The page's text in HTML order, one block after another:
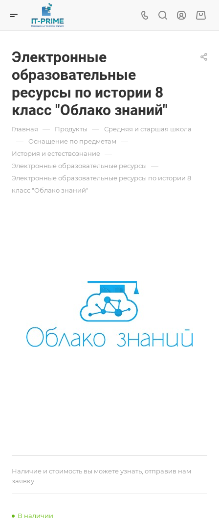
Электронные
образовательные
ресурсы по истории 8
класс "Облако знаний"
Главная — Продукты — Средняя и старшая школа
— Oснащение по предметам —
История и естествознание —
Электронные образовательные ресурсы —
Электронные образовательные ресурсы по истории 8
класс "Облако знаний"
Наличие и стоимость вы можете узнать, отправив нам
заявку
В наличии